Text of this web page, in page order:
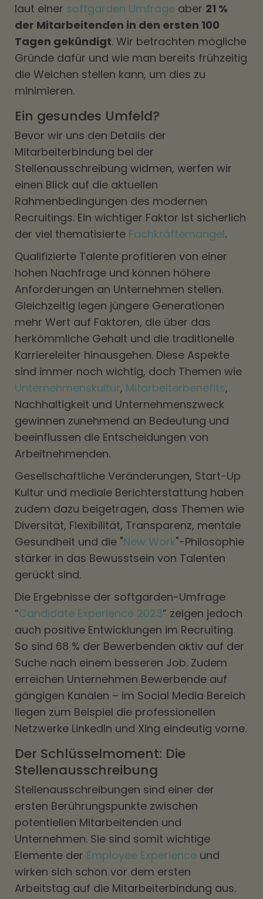
laut einer softgarden Umfrage aber 21 %
der Mitarbeitenden in den ersten 100
Tagen gekündigt. Wir betrachten mögliche
Gründe dafür und wie man bereits frühzeitig
die Weichen stellen kann, um dies zu
minimieren.
Ein gesundes Umfeld?
Bevor wir uns den Details der
Mitarbeiterbindung bei der
Stellenausschreibung widmen, werfen wir
einen Blick auf die aktuellen
Rahmenbedingungen des modernen
Recruitings. Ein wichtiger Faktor ist sicherlich
der viel thematisierte Fachkräftemangel.
Qualifizierte Talente profitieren von einer
hohen Nachfrage und können höhere
Anforderungen an Unternehmen stellen.
Gleichzeitig legen jüngere Generationen
mehr Wert auf Faktoren, die über das
herkömmliche Gehalt und die traditionelle
Karriereleiter hinausgehen. Diese Aspekte
sind immer noch wichtig, doch Themen wie
Unternehmenskultur, Mitarbeiterbenefits,
Nachhaltigkeit und Unternehmenszweck
gewinnen zunehmend an Bedeutung und
beeinflussen die Entscheidungen von
Arbeitnehmenden.
Gesellschaftliche Veränderungen, Start-Up
Kultur und mediale Berichterstattung haben
zudem dazu beigetragen, dass Themen wie
Diversität, Flexibilität, Transparenz, mentale
Gesundheit und die "New Work"-Philosophie
stärker in das Bewusstsein von Talenten
gerückt sind.
Die Ergebnisse der softgarden-Umfrage
“Candidate Experience 2023” zeigen jedoch
auch positive Entwicklungen im Recruiting.
So sind 68 % der Bewerbenden aktiv auf der
Suche nach einem besseren Job. Zudem
erreichen Unternehmen Bewerbende auf
gängigen Kanälen – im Social Media Bereich
liegen zum Beispiel die professionellen
Netzwerke LinkedIn und Xing eindeutig vorne.
Der Schlüsselmoment: Die
Stellenausschreibung
Stellenausschreibungen sind einer der
ersten Berührungspunkte zwischen
potentiellen Mitarbeitenden und
Unternehmen. Sie sind somit wichtige
Elemente der Employee Experience und
wirken sich schon vor dem ersten
Arbeitstag auf die Mitarbeiterbindung aus.